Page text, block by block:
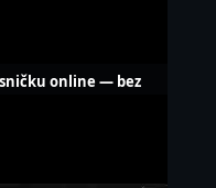
online — bez